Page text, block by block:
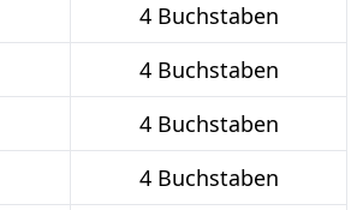
4 Buchstaben
4 Buchstaben
4 Buchstaben
4 Buchstaben